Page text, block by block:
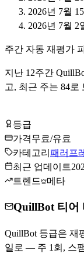
2026년 7월
2026년 7월 2
주간 자동 재평가
지난 12주간
고, 최근 주는 84로
등급
가격무료/유료
카테고리 패러프
최근 업데이트
트렌드
메타
QuillBot 티어
QuillBot 등급은 재
일로 — 주 1회, 스